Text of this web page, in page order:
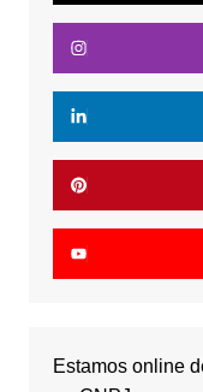
Estamos online